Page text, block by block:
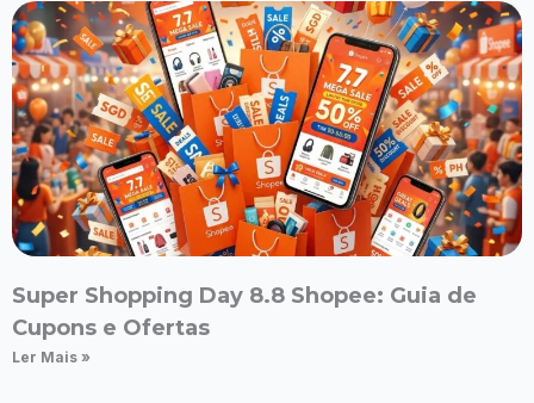
Super Shopping Day 8.8 Shopee: Guia de
Cupons e Ofertas
Ler Mais »